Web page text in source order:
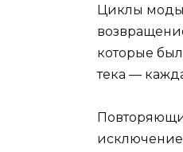
Циклы моды
которые
тека —